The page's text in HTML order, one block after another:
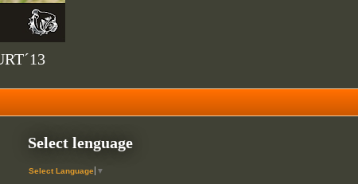
Select lenguage
Select Language ▼